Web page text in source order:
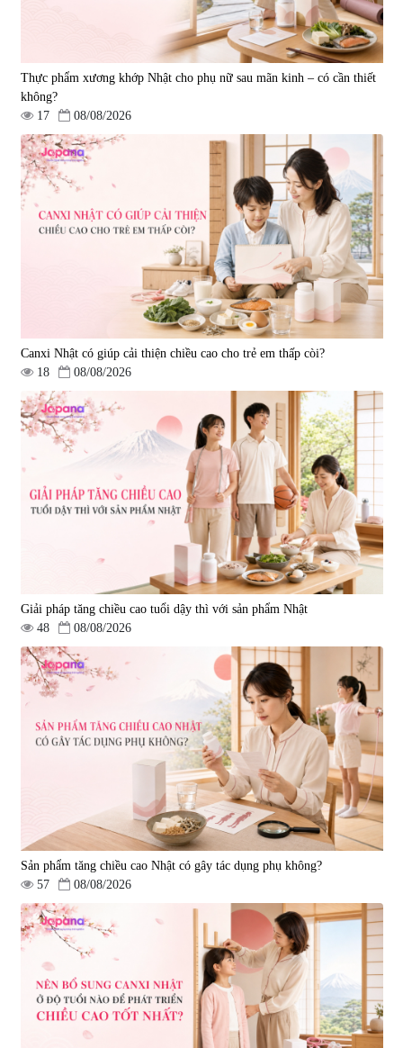
Viên uống bổ gan Ribeto Shoji
Hepaclean 60 viên
690.000 đ
Viên uống hỗ trợ cải thiện thoát
vị đĩa đệm Kyoto Has 30 viên
|14.560
1.600.000 đ
Viên uống hỗ trợ giấc ngủ Fujina
Sleepy Nhật Bản 80 viên
580.000 đ
điều trị đột quỵ Biken Kinase
Gold 60 viên
0
1.570.000 đ
Thực phẩm xương khớp Nhật cho phụ nữ sau mãn kinh – có cần thiết
không?
17
08/08/2026
Canxi Nhật có giúp cải thiện chiều cao cho trẻ em thấp còi?
18
08/08/2026
Giải pháp tăng chiều cao tuổi dậy thì với sản phẩm Nhật
48
08/08/2026
Sản phẩm tăng chiều cao Nhật có gây tác dụng phụ không?
57
08/08/2026